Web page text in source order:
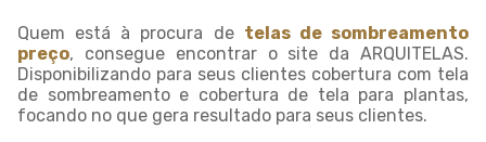
Quem está à procura de telas de sombreamento
preço, consegue encontrar o site da ARQUITELAS.
Disponibilizando para seus clientes cobertura com tela
de sombreamento e cobertura de tela para plantas,
focando no que gera resultado para seus clientes.